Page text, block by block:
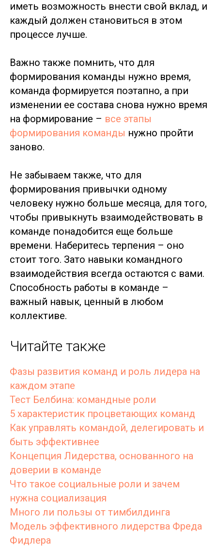
иметь возможность внести свой вклад, и
каждый должен становиться в этом
процессе лучше.
Важно также помнить, что для
формирования команды нужно время,
команда формируется поэтапно, а при
изменении ее состава снова нужно время
на формирование – все этапы
формирования команды нужно пройти
заново.
Не забываем также, что для
формирования привычки одному
человеку нужно больше месяца, для того,
чтобы привыкнуть взаимодействовать в
команде понадобится еще больше
времени. Наберитесь терпения – оно
стоит того. Зато навыки командного
взаимодействия всегда остаются с вами.
Способность работы в команде –
важный навык, ценный в любом
коллективе.
Читайте также
Фазы развития команд и роль лидера на
каждом этапе
Тест Белбина: командные роли
5 характеристик процветающих команд
Как управлять командой, делегировать и
быть эффективнее
Концепция Лидерства, основанного на
доверии в команде
Что такое социальные роли и зачем
нужна социализация
Много ли пользы от тимбилдинга
Модель эффективного лидерства Фреда
Фидлера